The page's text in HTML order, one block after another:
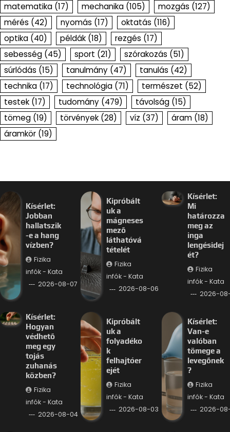
matematika (17) mechanika (105) mozgás (127)
mérés (42) nyomás (17) oktatás (116)
optika (40) példák (18) rezgés (17)
sebesség (45) sport (21) szórakozás (51)
súrlódás (15) tanulmány (47) tanulás (42)
technika (17) technológia (71) természet (52)
testek (17) tudomány (479) távolság (15)
tömeg (19) törvények (28) víz (37) áram (18)
áramkör (19)
Kísérlet:
Jobban
hallatszik
-e a hang
vízben?
Fizika
infók - Kata
2026-08-07
Kipróbált
uk a
mágneses
mező
láthatóvá
tételét
Fizika
infók - Kata
2026-08-06
Kísérlet:
Mi
határozza
meg az
inga
lengésidej
ét?
Fizika
infók - Kata
2026-
Kísérlet:
Hogyan
védhető
meg egy
tojás
zuhanás
közben?
Fizika
infók - Kata
2026-08-04
Kipróbált
uk a
folyadéko
k
felhajtóer
ejét
Fizika
infók - Kata
2026-08-03
Kísérlet:
Van-e
valóban
tömege a
levegőnek
?
Fizika
infók - Kata
2026-